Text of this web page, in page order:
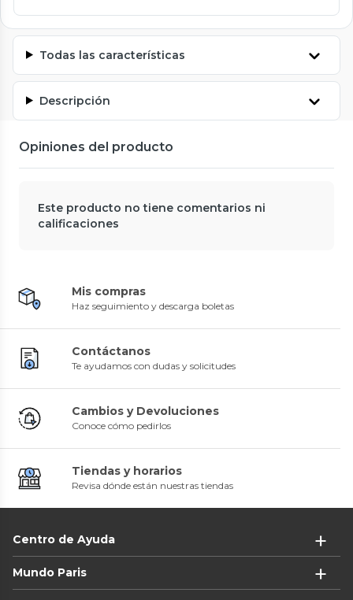
Todas las características
Descripción
Opiniones del producto
Este producto no tiene comentarios ni
calificaciones
Mis compras
Haz seguimiento y descarga boletas
Contáctanos
Te ayudamos con dudas y solicitudes
Cambios y Devoluciones
Conoce cómo pedirlos
Tiendas y horarios
Revisa dónde están nuestras tiendas
Centro de Ayuda
Mundo Paris